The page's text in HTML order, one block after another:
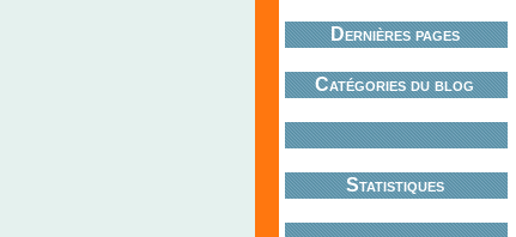
Dernières pages
Catégories du blog
Statistiques